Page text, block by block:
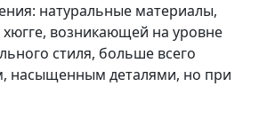
натуральные материалы,
возникающей на уровне
стиля, больше всего
насыщенным деталями, но при